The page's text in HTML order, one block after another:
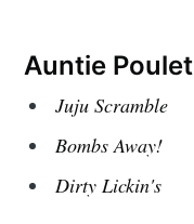
Auntie Poulet
Juju Scramble
Bombs Away!
Dirty Lickin's